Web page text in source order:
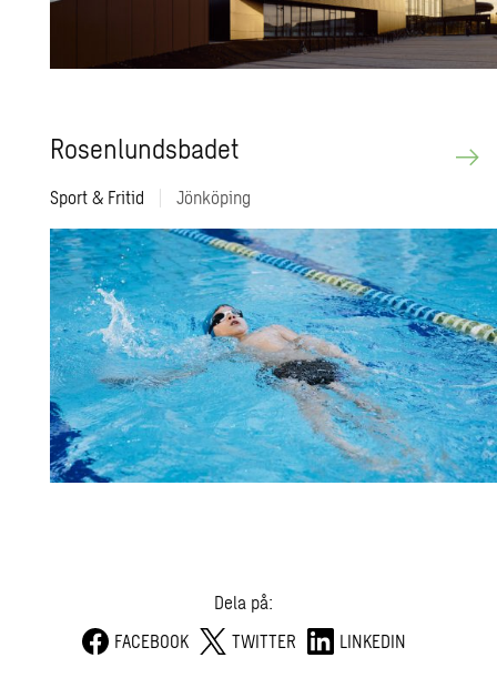
Ro­senlunds­ba­det
Sport & Fritid Jönköping
Dela på:
FACEBOOK
TWITTER LINKEDIN